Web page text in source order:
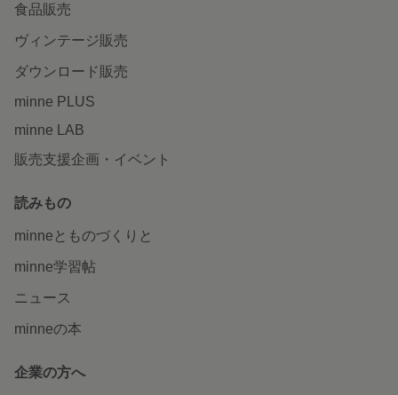
食品販売
ヴィンテージ販売
ダウンロード販売
minne PLUS
minne LAB
販売支援企画・イベント
読みもの
minneとものづくりと
minne学習帖
ニュース
minneの本
企業の方へ